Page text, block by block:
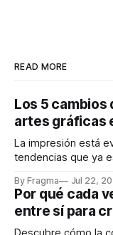
READ MORE
Los 5
artes gráficas
La impresión está
tendencias que ya
By Fragma Jul 22,
Por qué cada
entre sí para